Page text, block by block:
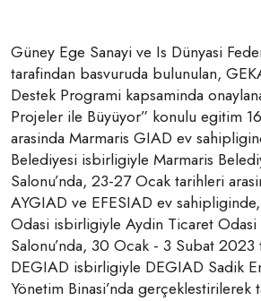
Güney Ege Sanayi ve Is Dünyasi
tarafindan basvuruda bulunulan,
Destek Programi kapsaminda
Projeler ile Büyüyor” konulu egitim
arasinda Marmaris GIAD ev
Belediyesi isbirligiyle Marmaris
Salonu’nda, 23-27 Ocak tarihleri
AYGIAD ve EFESIAD ev
Odasi isbirligiyle Aydin Ticaret
Salonu’nda, 30 Ocak - 3 Subat 2023
DEGIAD isbirligiyle DEGIAD Sadik
Yönetim Binasi’nda gerçeklestirilerek